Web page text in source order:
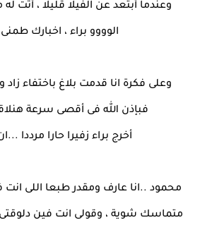
وعندما أبتعد عن الفيلا قليلا ، أتت
الوووو براء ، اخبارك
وعلى فكرة انا قدمت بلاغ باختفاء
فبإذن الله فى أقصى سرعة
أخرج براء زفيرا حارا مرددا
محمود ..انا عارف ومقدر طبعا اللى
متماسك شوية ، وقولى انت فين